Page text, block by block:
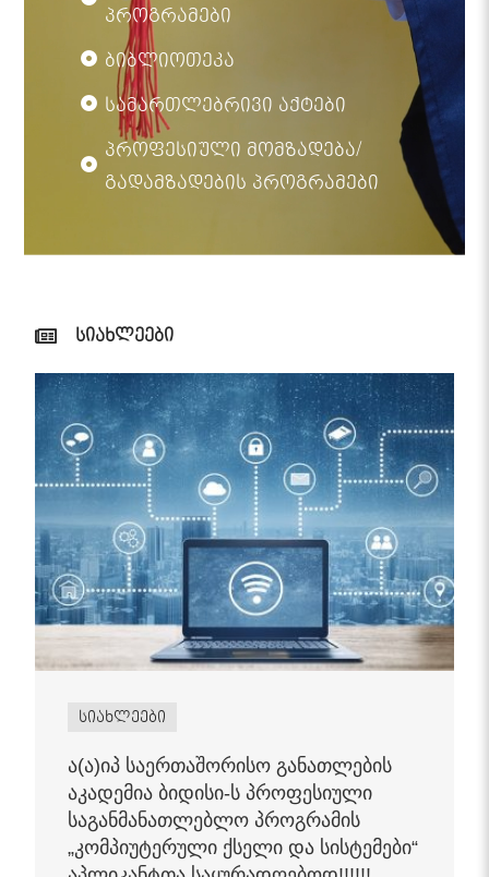
პროგრამები
ბიბლიოთეკა
სამართლებრივი აქტები
პროფესიული მომზადება/
გადამზადების პროგრამები
სიახლეები
სიახლეები
ა(ა)იპ საერთაშორისო განათლების
აკადემია ბიდისი-ს პროფესიული
საგანმანათლებლო პროგრამის
„კომპიუტერული ქსელი და სისტემები“